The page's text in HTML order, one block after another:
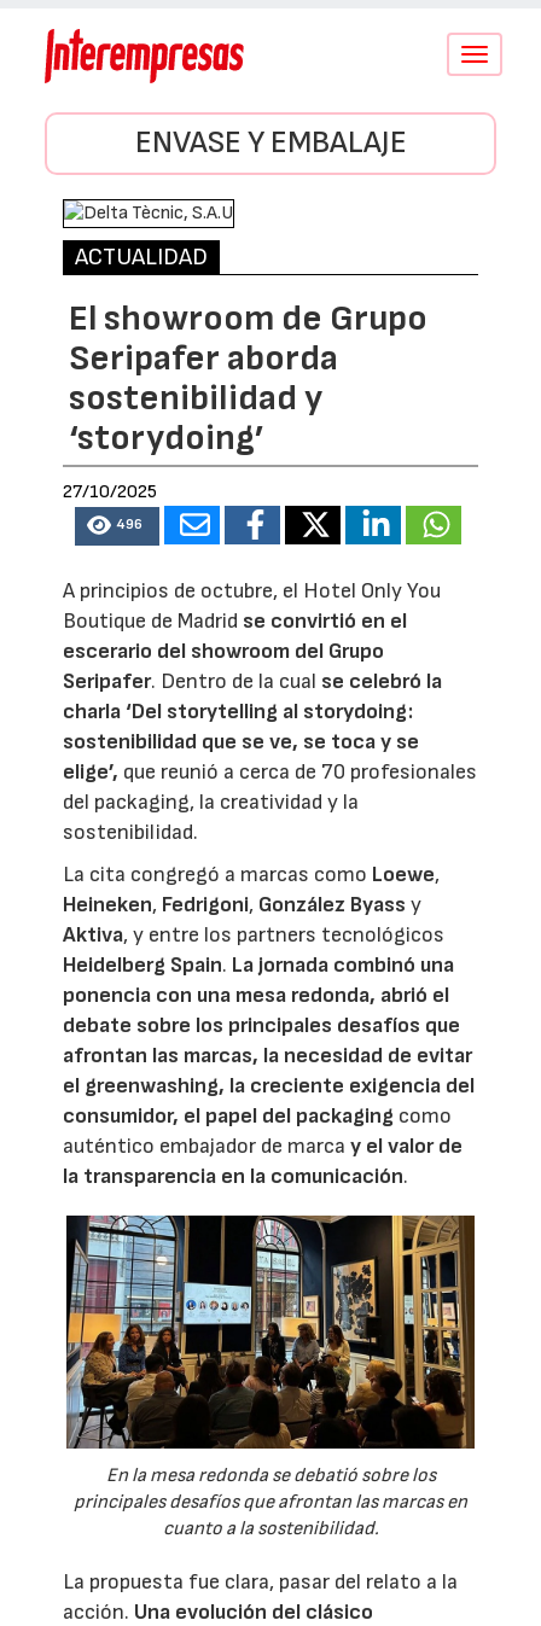
Conmutar
ENVASE Y EMBALAJE
ACTUALIDAD
El showroom de Grupo
Seripafer aborda
sostenibilidad y
‘storydoing’
27/10/2025
496
A principios de octubre, el Hotel Only You
Boutique de Madrid se convirtió en el
escerario del showroom del Grupo
Seripafer. Dentro de la cual se celebró la
charla ‘Del storytelling al storydoing:
sostenibilidad que se ve, se toca y se
elige’, que reunió a cerca de 70 profesionales
del packaging, la creatividad y la
sostenibilidad.
La cita congregó a marcas como Loewe,
Heineken, Fedrigoni, González Byassy
Aktiva, y entre los partners tecnológicos
Heidelberg Spain. La jornada combinó una
ponencia con una mesa redonda, abrió el
debate sobre los principales desafíos que
afrontan las marcas, la necesidad de evitar
el greenwashing, la creciente exigencia del
consumidor, el papel del packaging como
auténtico embajador de marcay el valor de
la transparencia en la comunicación.
En la mesa redonda se debatió sobre los
principales desafíos que afrontan las marcas en
cuanto a la sostenibilidad.
La propuesta fue clara, pasar del relato a la
acción. Una evolución del clásico